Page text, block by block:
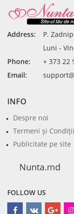
Address:
P.
Luni -
Phone:
+ 373 22
Email:
INFO
Despre noi
Termeni şi Condiţii
Publicitate pe site
Nunta.md
FOLLOW US